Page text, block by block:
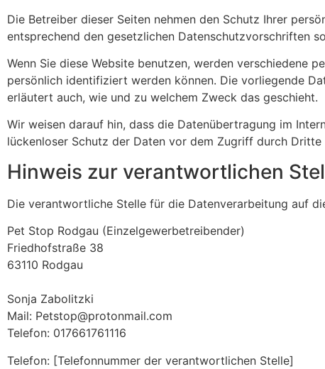
Die Betreiber dieser Seiten nehmen den Schutz Ihrer
entsprechend den gesetzlichen Datenschutzvorschriften
Wenn Sie diese Website benutzen, werden verschiedene
persönlich identifiziert werden können. Die vorliegende
erläutert auch, wie und zu welchem Zweck das geschieht.
Wir weisen darauf hin, dass die Datenübertragung im
lückenloser Schutz der Daten vor dem Zugriff durch
Hinweis zur verantwortlichen
Die verantwortliche Stelle für die Datenverarbeitung auf
Pet Stop Rodgau (Einzelgewerbetreibender)
Friedhofstraße 38
63110 Rodgau
Sonja Zabolitzki
Mail: Petstop@protonmail.com
Telefon: 017661761116
Telefon: [Telefonnummer der verantwortlichen Stelle]